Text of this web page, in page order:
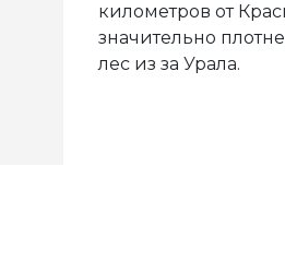
километров от
значительно
лес из за Урала.